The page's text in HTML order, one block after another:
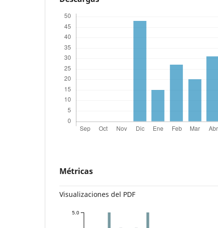
Métricas
Visualizaciones del PDF
5.0